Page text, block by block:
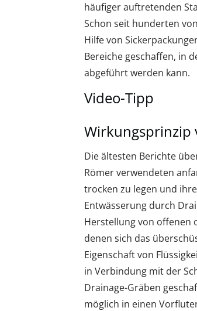
häufiger auftretenden
Schon seit hunderten
Hilfe von
Bereiche geschaffen, in
abgeführt werden kann.
Video-Tipp
Wirkungsprinzip
Die ältesten Berichte
Römer verwendeten
trocken zu legen und
Entwässerung durch
Herstellung von offenen
denen sich das
Eigenschaft von
in Verbindung mit der
Drainage-Gräben
möglich in einen